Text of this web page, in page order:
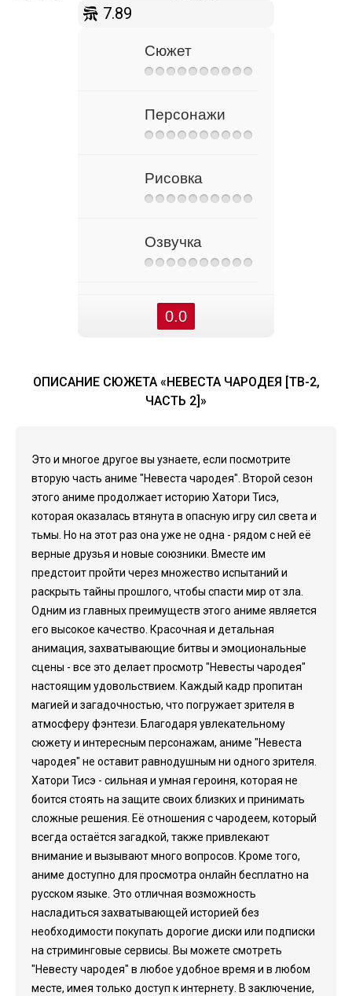
7.89
Сюжет
Персонажи
Рисовка
Озвучка
0.0
ОПИСАНИЕ СЮЖЕТА «НЕВЕСТА ЧАРОДЕЯ [ТВ-2,
ЧАСТЬ 2]»
Это и многое другое вы узнаете, если посмотрите
вторую часть аниме "Невеста чародея". Второй сезон
этого аниме продолжает историю Хатори Тисэ,
которая оказалась втянута в опасную игру сил света и
тьмы. Но на этот раз она уже не одна - рядом с ней её
верные друзья и новые союзники. Вместе им
предстоит пройти через множество испытаний и
раскрыть тайны прошлого, чтобы спасти мир от зла.
Одним из главных преимуществ этого аниме является
его высокое качество. Красочная и детальная
анимация, захватывающие битвы и эмоциональные
сцены - все это делает просмотр "Невесты чародея"
настоящим удовольствием. Каждый кадр пропитан
магией и загадочностью, что погружает зрителя в
атмосферу фэнтези. Благодаря увлекательному
сюжету и интересным персонажам, аниме "Невеста
чародея" не оставит равнодушным ни одного зрителя.
Хатори Тисэ - сильная и умная героиня, которая не
боится стоять на защите своих близких и принимать
сложные решения. Её отношения с чародеем, который
всегда остаётся загадкой, также привлекают
внимание и вызывают много вопросов. Кроме того,
аниме доступно для просмотра онлайн бесплатно на
русском языке. Это отличная возможность
насладиться захватывающей историей без
необходимости покупать дорогие диски или подписки
на стриминговые сервисы. Вы можете смотреть
"Невесту чародея" в любое удобное время и в любом
месте, имея только доступ к интернету. В заключение,